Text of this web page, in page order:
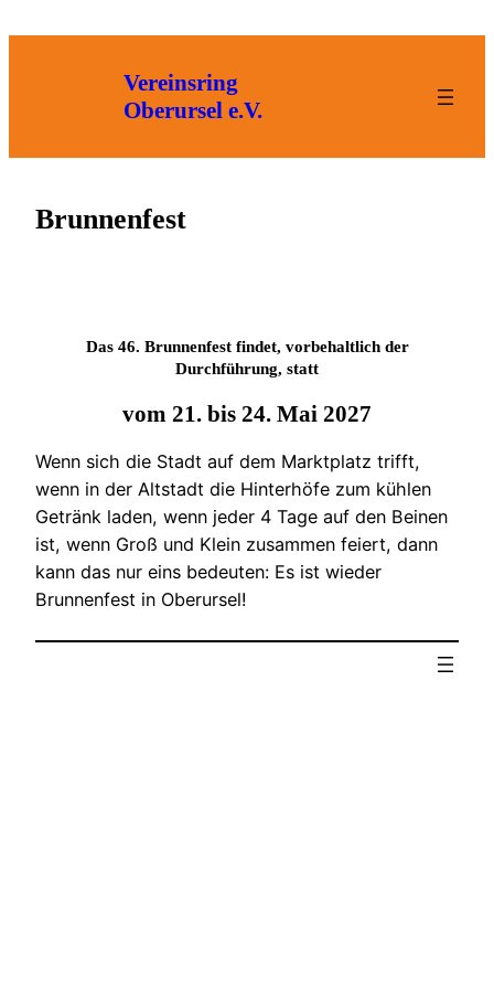
Vereinsring
Oberursel e.V.
Brunnenfest
Das 46. Brunnenfest findet, vorbehaltlich der
Durchführung, statt
vom 21. bis 24. Mai 2027
Wenn sich die Stadt auf dem Marktplatz trifft,
wenn in der Altstadt die Hinterhöfe zum kühlen
Getränk laden, wenn jeder 4 Tage auf den Beinen
ist, wenn Groß und Klein zusammen feiert, dann
kann das nur eins bedeuten: Es ist wieder
Brunnenfest in Oberursel!